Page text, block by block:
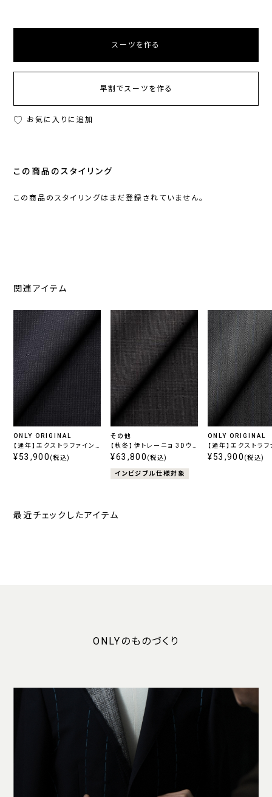
スーツを作る
早割でスーツを作る
お気に入りに追加
この商品のスタイリング
この商品のスタイリングはまだ登録されていません。
関連アイテム
ONLY ORIGINAL
【通年】エクストラファイン
ウール ネイビー無地
¥53,900 (税込)
その他
【秋冬】伊トレーニョ 3Dウ
ールハイパーストレッチ ブ
¥63,800 (税込)
インビジブル仕様対象
ONLY ORIGINAL
【通年】エクストラ
ウール グレーストラ
¥53,900 (税込)
最近チェックしたアイテム
ONLYのものづくり